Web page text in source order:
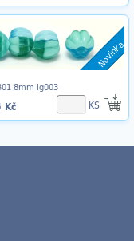
Novinka
8mm lg003
Kč KS